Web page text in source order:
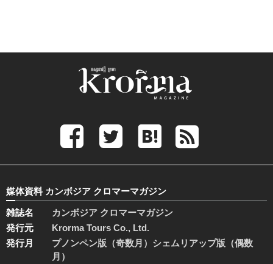
媒体資料 カンボジア クロマーマガジン
雑誌名
カンボジア クロマーマガジン
発行元
Krorma Tours Co., Ltd.
発行月
プノンペン版（奇数月）シェムリアップ版（偶数
月）